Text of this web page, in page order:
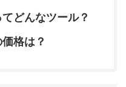
どんなツール？
格は？